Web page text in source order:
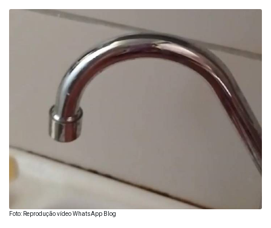
Foto: Reprodução vídeo WhatsApp Blog